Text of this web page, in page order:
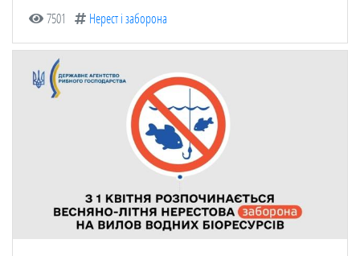
7501 Нерест і заборона